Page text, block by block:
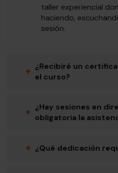
taller experiencial
haciendo,
sesión.
+ ¿Recibiré un
el curso?
+ ¿Hay sesiones en
obligatoria la
+ ¿Qué dedicación